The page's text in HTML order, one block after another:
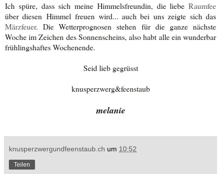
Ich spüre, dass sich meine Himmelsfreundin, die liebe Raumfee
über diesen Himmel freuen wird... auch bei uns zeigte sich das
Märzfeuer. Die Wetterprognosen stehen für die ganze nächste
Woche im Zeichen des Sonnenscheins, also habt alle ein wunderbar
frühlingshaftes Wochenende.
Seid lieb gegrüsst
knusperzwerg&feenstaub
melanie
knusperzwergundfeenstaub.ch um 10:52
Teilen